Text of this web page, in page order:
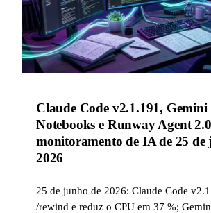
Claude Code v2.1.191,
Notebooks e Runway Agent
monitoramento de IA de 25 de
2026
25 de junho de 2026: Claude Code
/rewind e reduz o CPU em 37 %;